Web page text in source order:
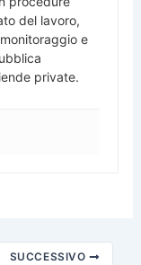
del lavoro,
e
private.
SUCCESSIVO